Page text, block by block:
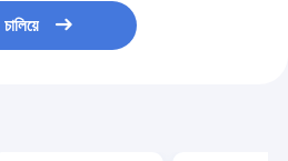
চালিয়ে